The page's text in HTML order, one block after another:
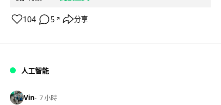
104 5 ↗ 分享
人工智能
Vin 7 小時